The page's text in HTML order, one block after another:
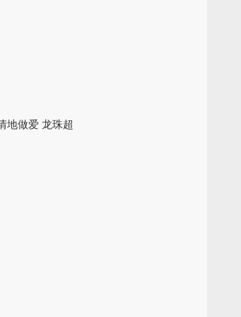
地做爱 龙珠超